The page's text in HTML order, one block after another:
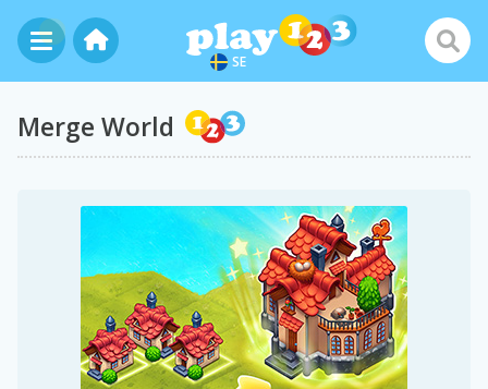
SE
Merge World